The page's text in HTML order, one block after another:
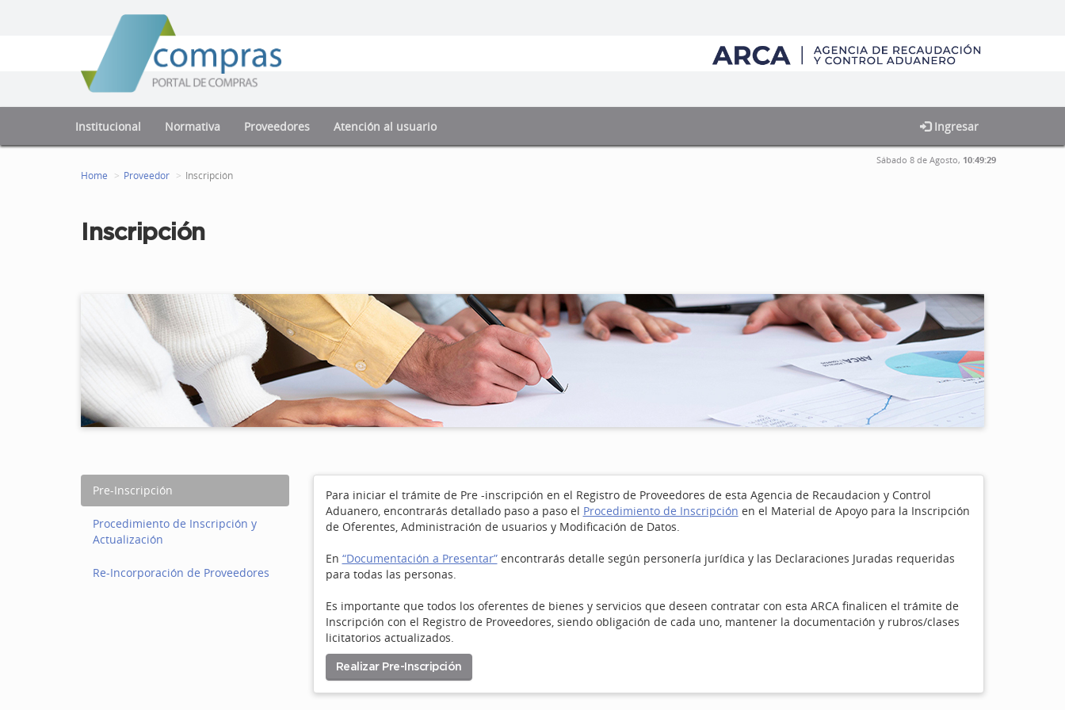
Institucional Normativa Proveedores Atención al usuario Ingresar
Sábado 8 de Agosto, 10:49:29
Home Proveedor Inscripción
Inscripción
Pre-Inscripción
Procedimiento de Inscripción y
Actualización
Re-Incorporación de Proveedores
Para iniciar el trámite de Pre -inscripción en el Registro de Proveedores de esta Agencia de Recaudacion y Control
Aduanero, encontrarás detallado paso a paso el Procedimiento de Inscripción en el Material de Apoyo para la Inscripción
de Oferentes, Administración de usuarios y Modificación de Datos.
En “Documentación a Presentar”encontrarás detalle según personería jurídica y las Declaraciones Juradas requeridas
para todas las personas.
Es importante que todos los oferentes de bienes y servicios que deseen contratar con esta ARCA finalicen el trámite de
Inscripción con el Registro de Proveedores, siendo obligación de cada uno, mantener la documentación y rubros/clases
licitatorios actualizados.
Realizar Pre-Inscripción